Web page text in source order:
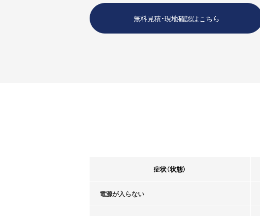
無料見積・現地確認はこちら
症状（状態）
電源が入らない